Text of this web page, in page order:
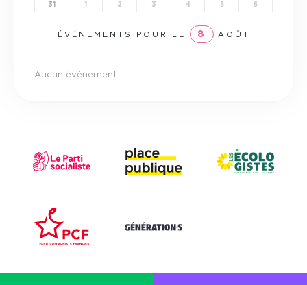
31 1 2 3 4 5 6
ÉVÉNEMENTS POUR LE 8 AOÛT
Aucun événement